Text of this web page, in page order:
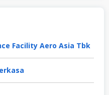
Facility Aero Asia Tbk